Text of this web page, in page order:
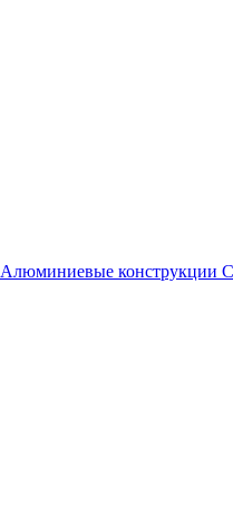
Алюминиевые конструкции